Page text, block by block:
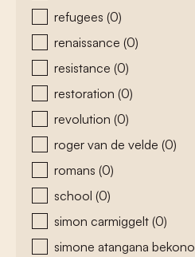
refugees (0)
renaissance (0)
resistance (0)
restoration (0)
revolution (0)
roger van de velde (0)
romans (0)
school (0)
simon carmiggelt (0)
simone atangana bekono